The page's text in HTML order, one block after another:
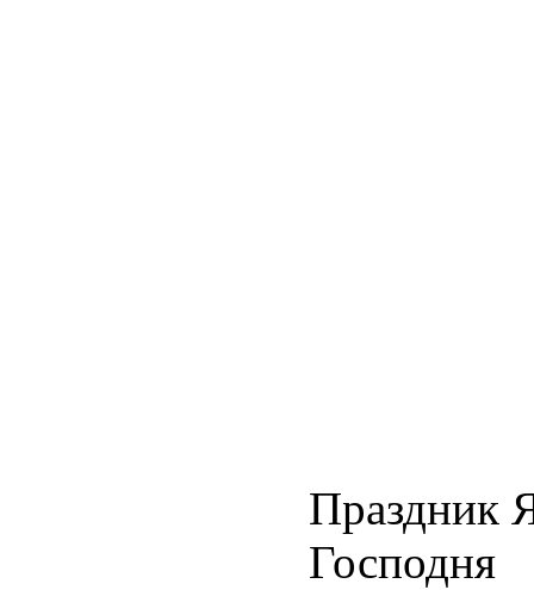
Праздник
Господня